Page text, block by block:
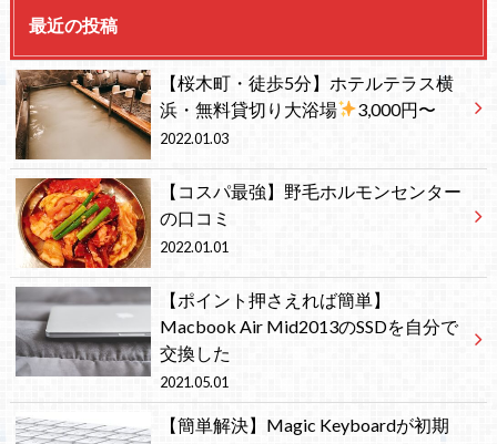
最近の投稿
【桜木町・徒歩5分】ホテルテラス横
浜・無料貸切り大浴場
3,000円〜
2022.01.03
【コスパ最強】野毛ホルモンセンター
の口コミ
2022.01.01
【ポイント押さえれば簡単】
Macbook Air Mid2013のSSDを自分で
交換した
2021.05.01
【簡単解決】Magic Keyboardが初期